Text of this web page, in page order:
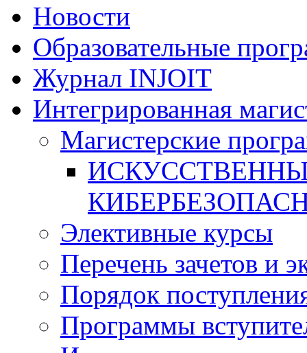
Новости
Образовательные
Журнал INJOIT
Интегрированная
Магистерские
Элективные курсы
Перечень зачетов и
Порядок
Программы